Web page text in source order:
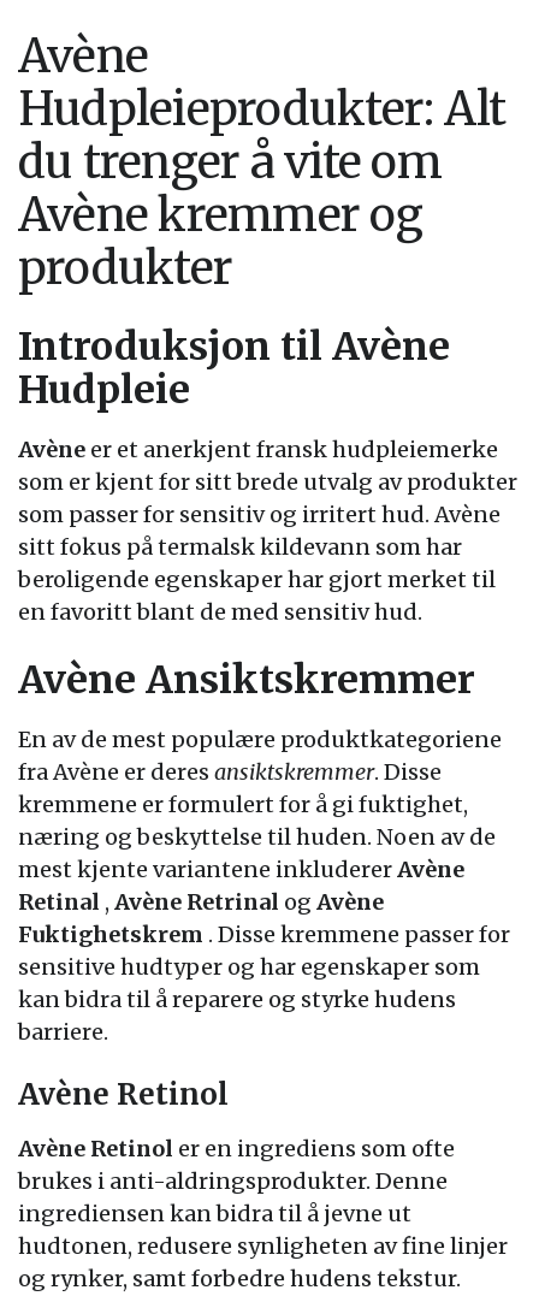
Avène
Hudpleieprodukter: Alt
du trenger å vite om
Avène kremmer og
produkter
Introduksjon til Avène
Hudpleie
Avène er et anerkjent fransk hudpleiemerke
som er kjent for sitt brede utvalg av produkter
som passer for sensitiv og irritert hud. Avène
sitt fokus på termalsk kildevann som har
beroligende egenskaper har gjort merket til
en favoritt blant de med sensitiv hud.
Avène Ansiktskremmer
En av de mest populære produktkategoriene
fra Avène er deres ansiktskremmer. Disse
kremmene er formulert for å gi fuktighet,
næring og beskyttelse til huden. Noen av de
mest kjente variantene inkludererAvène
Retinal , Avène Retrinal og Avène
Fuktighetskrem . Disse kremmene passer for
sensitive hudtyper og har egenskaper som
kan bidra til å reparere og styrke hudens
barriere.
Avène Retinol
Avène Retinol er en ingrediens som ofte
brukes i anti-aldringsprodukter. Denne
ingrediensen kan bidra til å jevne ut
hudtonen, redusere synligheten av fine linjer
og rynker, samt forbedre hudens tekstur.